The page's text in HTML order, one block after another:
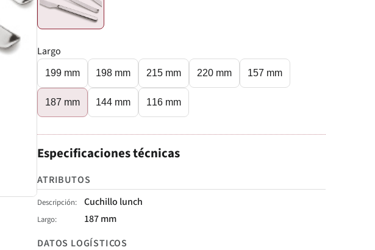
Largo
199 mm 198 mm 215 mm 220 mm 157 mm
187 mm 144 mm 116 mm
Especificaciones técnicas
ATRIBUTOS
Descripción Cuchillo lunch
Largo
187 mm
DATOS LOGÍSTICOS